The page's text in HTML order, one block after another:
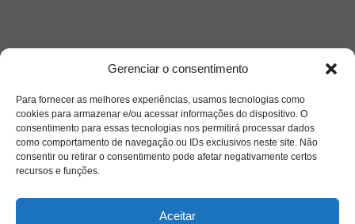
Gerenciar o consentimento
Para fornecer as melhores experiências, usamos tecnologias como
cookies para armazenar e/ou acessar informações do dispositivo. O
consentimento para essas tecnologias nos permitirá processar dados
como comportamento de navegação ou IDs exclusivos neste site. Não
consentir ou retirar o consentimento pode afetar negativamente certos
recursos e funções.
Aceitar